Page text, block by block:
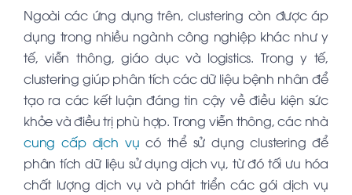
Ngoài các ứng dụng trên, clustering còn được áp
dụng trong nhiều ngành công nghiệp khác như y
tế, viễn thông, giáo dục và logistics. Trong y tế,
clustering giúp phân tích các dữ liệu bệnh nhân để
tạo ra các kết luận đáng tin cậy về điều kiện sức
khỏe và điều trị phù hợp. Trong viễn thông, các nhà
cung cấp dịch vụ có thể sử dụng clustering để
phân tích dữ liệu sử dụng dịch vụ, từ đó tối ưu hóa
chất lượng dịch vụ và phát triển các gói dịch vụ